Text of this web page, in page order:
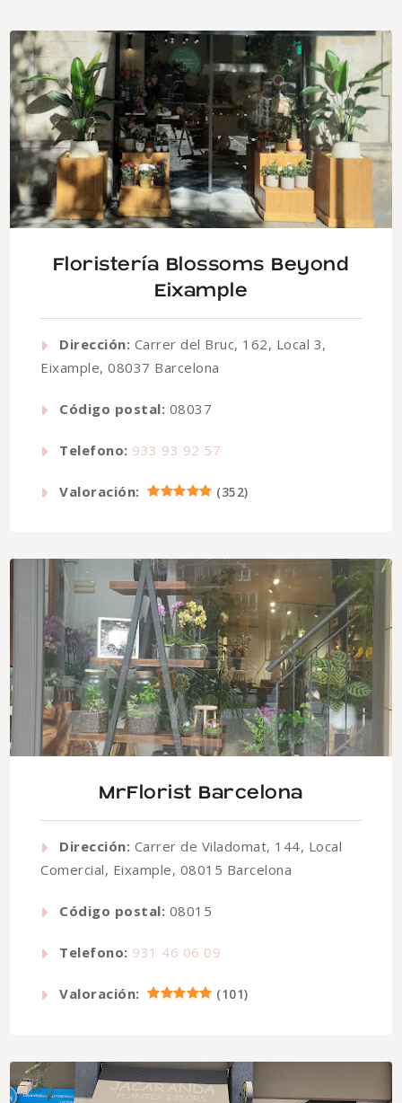
Floristería Blossoms Beyond
Eixample
Dirección: Carrer del Bruc, 162, Local 3,
Eixample, 08037 Barcelona
Código postal: 08037
Telefono: 933 93 92 57
Valoración: (352)
MrFlorist Barcelona
Dirección: Carrer de Viladomat, 144, Local
Comercial, Eixample, 08015 Barcelona
Código postal: 08015
Telefono: 931 46 06 09
Valoración: (101)